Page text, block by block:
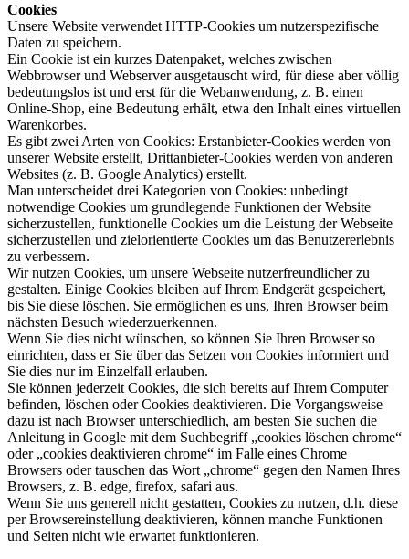
Cookies
Unsere Website verwendet HTTP-Cookies um nutzerspezifische
Daten zu speichern.
Ein Cookie ist ein kurzes Datenpaket, welches zwischen
Webbrowser und Webserver ausgetauscht wird, für diese aber völlig
bedeutungslos ist und erst für die Webanwendung, z. B. einen
Online-Shop, eine Bedeutung erhält, etwa den Inhalt eines virtuellen
Warenkorbes.
Es gibt zwei Arten von Cookies: Erstanbieter-Cookies werden von
unserer Website erstellt, Drittanbieter-Cookies werden von anderen
Websites (z. B. Google Analytics) erstellt.
Man unterscheidet drei Kategorien von Cookies: unbedingt
notwendige Cookies um grundlegende Funktionen der Website
sicherzustellen, funktionelle Cookies um die Leistung der Webseite
sicherzustellen und zielorientierte Cookies um das Benutzererlebnis
zu verbessern.
Wir nutzen Cookies, um unsere Webseite nutzerfreundlicher zu
gestalten. Einige Cookies bleiben auf Ihrem Endgerät gespeichert,
bis Sie diese löschen. Sie ermöglichen es uns, Ihren Browser beim
nächsten Besuch wiederzuerkennen.
Wenn Sie dies nicht wünschen, so können Sie Ihren Browser so
einrichten, dass er Sie über das Setzen von Cookies informiert und
Sie dies nur im Einzelfall erlauben.
Sie können jederzeit Cookies, die sich bereits auf Ihrem Computer
befinden, löschen oder Cookies deaktivieren. Die Vorgangsweise
dazu ist nach Browser unterschiedlich, am besten Sie suchen die
Anleitung in Google mit dem Suchbegriff „cookies löschen chrome“
oder „cookies deaktivieren chrome“ im Falle eines Chrome
Browsers oder tauschen das Wort „chrome“ gegen den Namen Ihres
Browsers, z. B. edge, firefox, safari aus.
Wenn Sie uns generell nicht gestatten, Cookies zu nutzen, d.h. diese
per Browsereinstellung deaktivieren, können manche Funktionen
und Seiten nicht wie erwartet funktionieren.